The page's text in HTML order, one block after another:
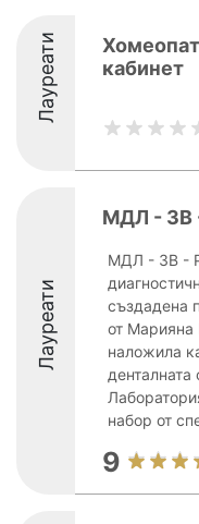
Лауреати
кабинет
Лауреати
МДЛ - 3В
МДЛ - 3В -
създадена
от Марияна
наложила
денталната
набор от
9